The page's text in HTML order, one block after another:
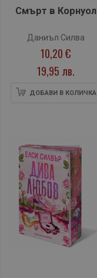
Смърт в Корнуол
Даниъл Силва
10,20 €
19,95 лв.
ДОБАВИ В КОЛИЧКА